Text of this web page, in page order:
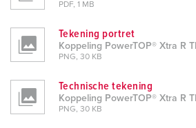
PDF, 1 MB
Tekening portret
Koppeling PowerTOP® Xtra R
PNG, 30 KB
Technische tekening
Koppeling PowerTOP® Xtra R
PNG, 30 KB